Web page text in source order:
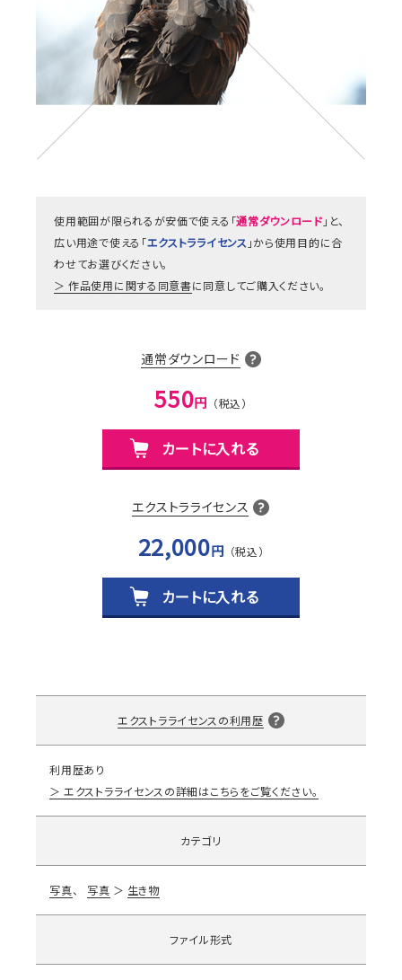
使用範囲が限られるが安価で使える「通常ダウンロード 」と、
広い用途で使える「エクストラライセンス 」から使用目的に合
わせてお選びください。
作品使用に関する同意書に同意してご購入ください。
通常ダウンロード
550円
カートに入れる
エクストラライセンス
22,000円
カートに入れる
エクストラライセンスの利用歴
利用歴あり
エクストラライセンスの詳細はこちらをご覧ください。
カテゴリ
写真 写真 生き物
ファイル形式